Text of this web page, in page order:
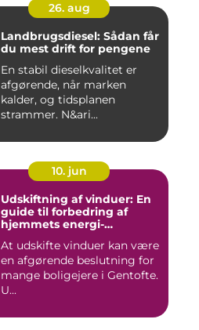
26. aug
Landbrugsdiesel: Sådan får
du mest drift for pengene
En stabil dieselkvalitet er
afgørende, når marken
kalder, og tidsplanen
strammer. N&ari...
10. jun
Udskiftning af vinduer: En
guide til forbedring af
hjemmets energi-
At udskifte vinduer kan være
en afgørende beslutning for
mange boligejere i Gentofte.
U...